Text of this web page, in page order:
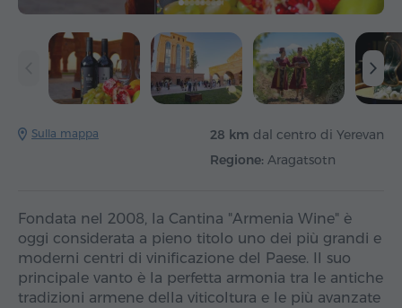
Sulla mappa 28 km dal centro di Yerevan
Regione: Aragatsotn
Fondata nel 2008, la Cantina "Armenia Wine" è
oggi considerata a pieno titolo uno dei più grandi e
moderni centri di vinificazione del Paese. Il suo
principale vanto è la perfetta armonia tra le antiche
tradizioni armene della viticoltura e le più avanzate